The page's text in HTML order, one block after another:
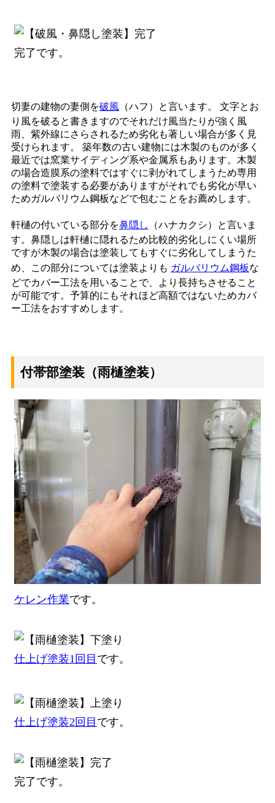
完了です。
切妻の建物の妻側を破風（ハフ）と言います。 文字とお
り風を破ると書きますのでそれだけ風当たりが強く風
雨、紫外線にさらされるため劣化も著しい場合が多く見
受けられます。 築年数の古い建物には木製のものが多く
最近では窯業サイディング系や金属系もあります。木製
の場合造膜系の塗料ではすぐに剥がれてしまうため専用
の塗料で塗装する必要がありますがそれでも劣化が早い
ためガルバリウム鋼板などで包むことをお薦めします。
軒樋の付いている部分を鼻隠し
（ハナカクシ）と言いま
す。鼻隠しは軒樋に隠れるため比較的劣化しにくい場所
ですが木製の場合は塗装してもすぐに劣化してしまうた
め、この部分については塗装よりも ガルバリウム鋼板な
どでカバー工法を用いることで、より長持ちさせること
が可能です。予算的にもそれほど高額ではないためカバ
ー工法をおすすめします。
付帯部塗装（雨樋塗装）
ケレン作業です。
仕上げ塗装1回目 です。
仕上げ塗装2回目 です。
完了です。